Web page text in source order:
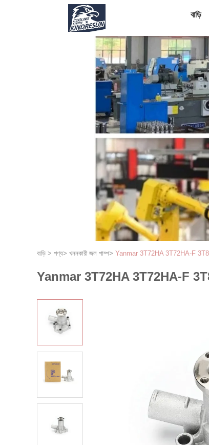
বাড়ি
বাড়ি > পণ্য> খননকারী জল পাম্প> Yanmar 3T72HA 3T72HA-F
Yanmar 3T72HA 3T72HA-F